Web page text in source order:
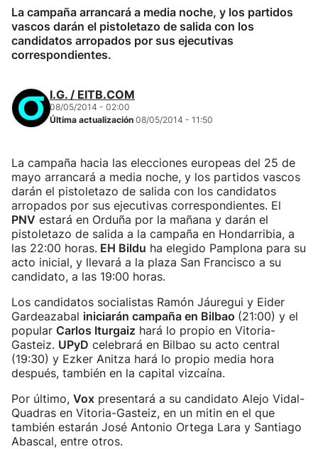
La campaña arrancará a media noche, y los partidos
vascos darán el pistoletazo de salida con los
candidatos arropados por sus ejecutivas
correspondientes.
I.G. / EITB.COM
08/05/2014 - 02:00
Última actualización 08/05/2014 - 11:50
La campaña hacia las elecciones europeas del 25 de
mayo arrancará a media noche, y los partidos vascos
darán el pistoletazo de salida con los candidatos
arropados por sus ejecutivas correspondientes. El
PNV estará en Orduña por la mañana y darán el
pistoletazo de salida a la campaña en Hondarribia, a
las 22:00 horas. EH Bildu ha elegido Pamplona para su
acto inicial, y llevará a la plaza San Francisco a su
candidato, a las 19:00 horas.
Los candidatos socialistas Ramón Jáuregui y Eider
Gardeazabal iniciarán campaña en Bilbao (21:00) y el
popular Carlos Iturgaiz hará lo propio en Vitoria-
Gasteiz. UPyD celebrará en Bilbao su acto central
(19:30) y Ezker Anitza hará lo propio media hora
después, también en la capital vizcaína.
Por último, Vox presentará a su candidato Alejo Vidal-
Quadras en Vitoria-Gasteiz, en un mitin en el que
también estarán José Antonio Ortega Lara y Santiago
Abascal, entre otros.